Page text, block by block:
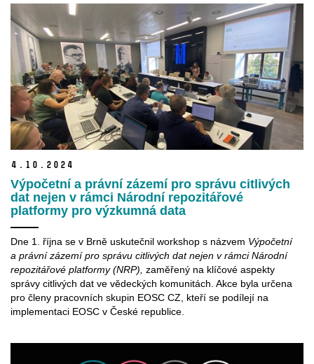
4. 10. 2024
Výpočetní a právní zázemí pro správu citlivých
dat nejen v rámci Národní repozitářové
platformy pro výzkumná data
Dne 1. října se v Brně uskutečnil workshop s názvem Výpočetní
a právní zázemí pro správu citlivých dat nejen v rámci Národní
repozitářové platformy (NRP), zaměřený na klíčové aspekty
správy citlivých dat ve vědeckých komunitách. Akce byla určena
pro členy pracovních skupin EOSC CZ, kteří se podílejí na
implementaci EOSC v České republice.